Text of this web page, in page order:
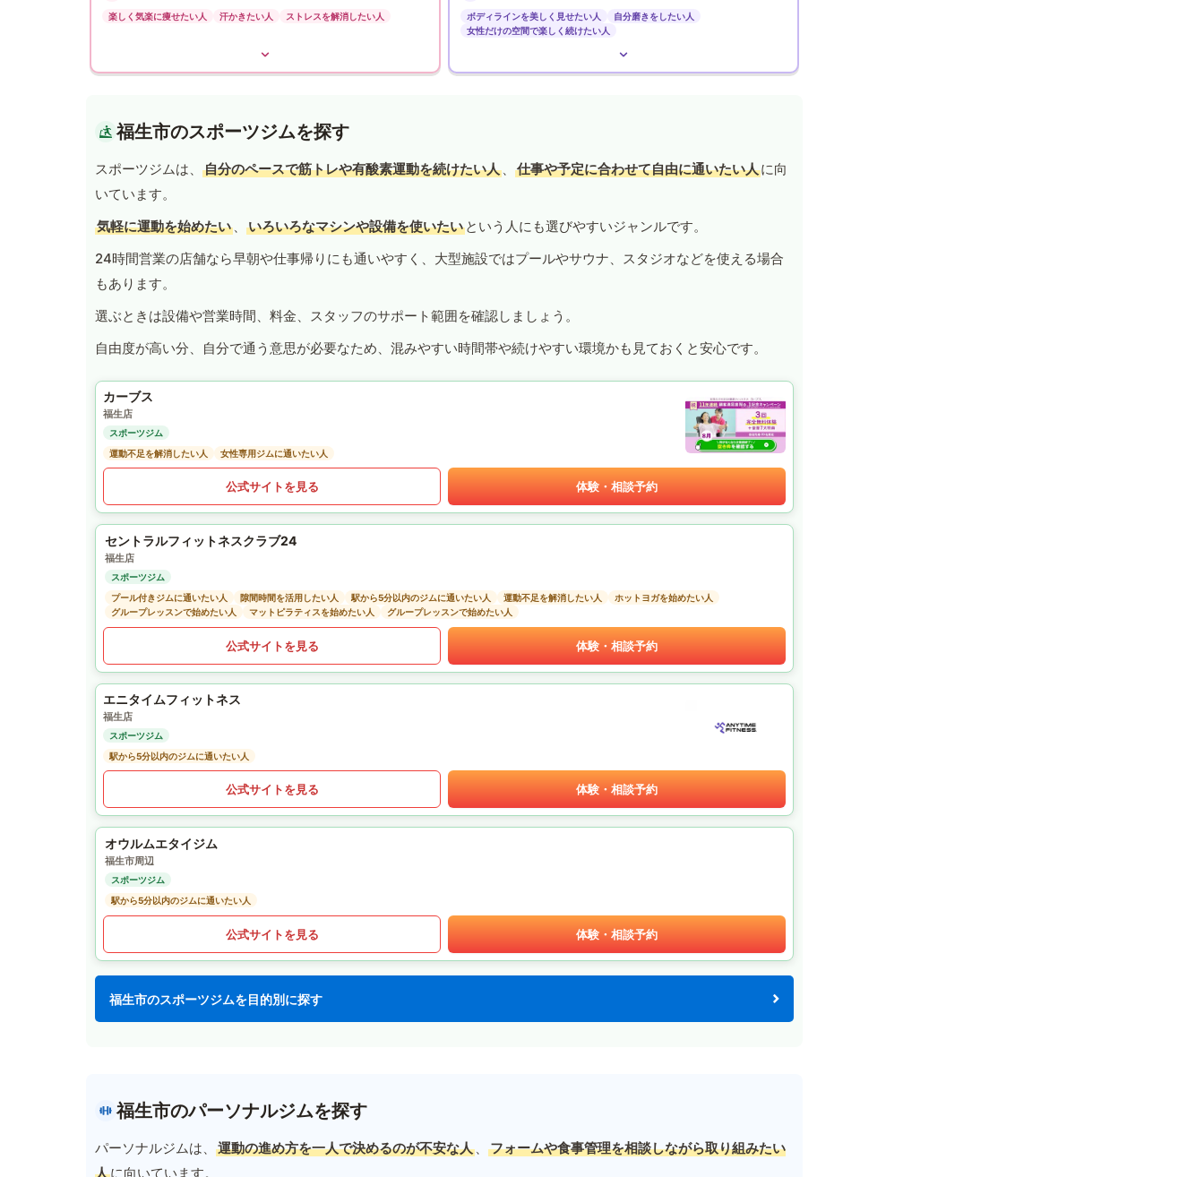
楽しく気楽に痩せたい人 汗かきたい人 ストレスを解消したい人 ボディラインを美しく見せたい人
自分磨きをしたい人
女性だけの空間で楽しく続けたい人
福生市のスポーツジムを探す
スポーツジムは、 自分のペースで筋トレや有酸素運動を続けたい人 、 仕事や予定に合わせて自由に通いたい人に向
いています。
気軽に運動を始めたい 、 いろいろなマシンや設備を使いたい という人にも選びやすいジャンルです。
24時間営業の店舗なら早朝や仕事帰りにも通いやすく、大型施設ではプールやサウナ、スタジオなどを使える場合
もあります。
選ぶときは設備や営業時間、料金、スタッフのサポート範囲を確認しましょう。
自由度が高い分、自分で通う意思が必要なため、混みやすい時間帯や続けやすい環境かも見ておくと安心です。
カーブス
福生店
スポーツジム
運動不足を解消したい人
女性専用ジムに通いたい人
公式サイトを見る 体験・相談予約
セントラルフィットネスクラブ24
福生店
スポーツジム
プール付きジムに通いたい人
隙間時間を活用したい人 駅から5分以内のジムに通いたい人 運動不足を解消したい人
ホットヨガを始めたい人
グループレッスンで始めたい人
マットピラティスを始めたい人 グループレッスンで始めたい人
公式サイトを見る 体験・相談予約
エニタイムフィットネス
福生店
スポーツジム
駅から5分以内のジムに通いたい人
公式サイトを見る 体験・相談予約
オウルムエタイジム
福生市周辺
スポーツジム
駅から5分以内のジムに通いたい人
公式サイトを見る 体験・相談予約
福生市のスポーツジムを目的別に探す
福生市のパーソナルジムを探す
パーソナルジムは、 運動の進め方を一人で決めるのが不安な人 、
フォームや食事管理を相談しながら取り組みたい
人に向いています。